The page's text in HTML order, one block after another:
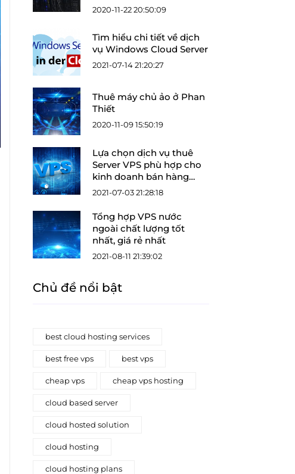
2020-11-22 20:50:09
Tìm hiểu chi tiết về dịch
vụ Windows Cloud Server
2021-07-14 21:20:27
Thuê máy chủ ảo ở Phan
Thiết
2020-11-09 15:50:19
Lựa chọn dịch vụ thuê
Server VPS phù hợp cho
kinh doanh bán hàng
online
2021-07-03 21:28:18
Tổng hợp VPS nước
ngoài chất lượng tốt
nhất, giá rẻ nhất
2021-08-11 21:39:02
Chủ đề nổi bật
best cloud hosting services
best free vps best vps
cheap vps cheap vps hosting
cloud based server
cloud hosted solution
cloud hosting
cloud hosting plans